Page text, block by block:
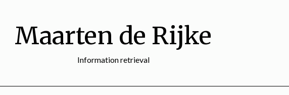
Maarten de Rijke
Information retrieval